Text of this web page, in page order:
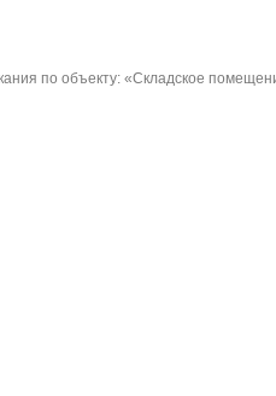
по объекту: «Складское